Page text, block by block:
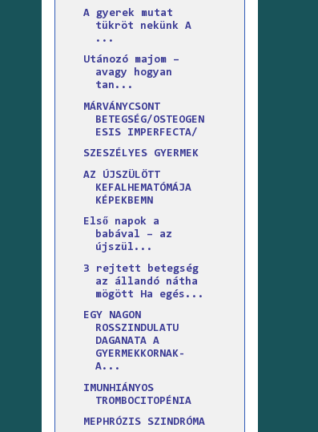
A gyerek mutat
tükröt nekünk A
...
Utánozó majom –
avagy hogyan
tan...
MÁRVÁNYCSONT
BETEGSÉG/OSTEOGEN
ESIS IMPERFECTA/
SZESZÉLYES GYERMEK
AZ ÚJSZÜLÖTT
KEFALHEMATÓMÁJA
KÉPEKBEMN
Első napok a
babával – az
újszül...
3 rejtett betegség
az állandó nátha
mögött Ha egés...
EGY NAGON
ROSSZINDULATU
DAGANATA A
GYERMEKKORNAK-
A...
IMUNHIÁNYOS
TROMBOCITOPÉNIA
MEPHRÓZIS SZINDRÓMA